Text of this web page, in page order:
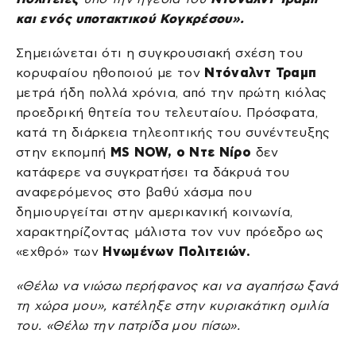
και ενός υποτακτικού Κογκρέσου».
Σημειώνεται ότι η συγκρουσιακή σχέση του
κορυφαίου ηθοποιού με τον Ντόναλντ Τραμπ
μετρά ήδη πολλά χρόνια, από την πρώτη κιόλας
προεδρική θητεία του τελευταίου. Πρόσφατα,
κατά τη διάρκεια τηλεοπτικής του συνέντευξης
στην εκπομπή MS NOW, ο Ντε Νίρο δεν
κατάφερε να συγκρατήσει τα δάκρυά του
αναφερόμενος στο βαθύ χάσμα που
δημιουργείται στην αμερικανική κοινωνία,
χαρακτηρίζοντας μάλιστα τον νυν πρόεδρο ως
«εχθρό» των Ηνωμένων Πολιτειών.
«Θέλω να νιώσω περήφανος και να αγαπήσω ξανά
τη χώρα μου», κατέληξε στην κυριακάτικη ομιλία
του. «Θέλω την πατρίδα μου πίσω».